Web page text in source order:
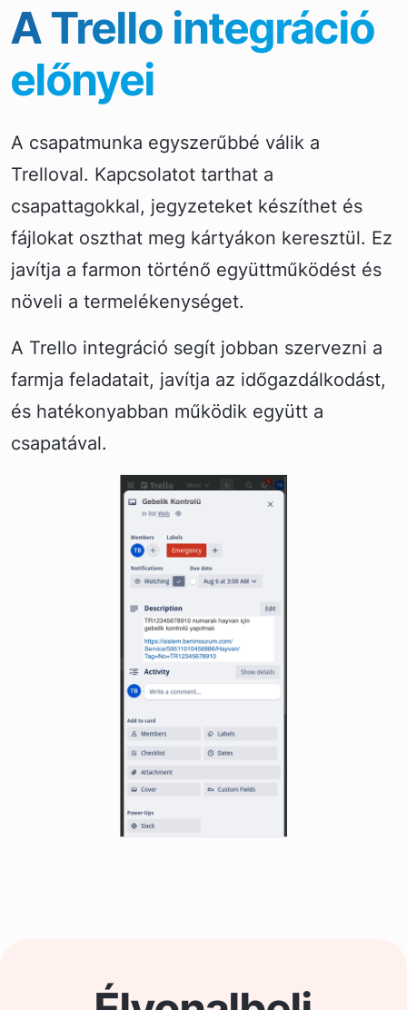
A Trello integráció
előnyei
A csapatmunka egyszerűbbé válik a
Trelloval. Kapcsolatot tarthat a
csapattagokkal, jegyzeteket készíthet és
fájlokat oszthat meg kártyákon keresztül. Ez
javítja a farmon történő együttműködést és
növeli a termelékenységet.
A Trello integráció segít jobban szervezni a
farmja feladatait, javítja az időgazdálkodást,
és hatékonyabban működik együtt a
csapatával.